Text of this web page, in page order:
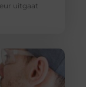
uitgaat